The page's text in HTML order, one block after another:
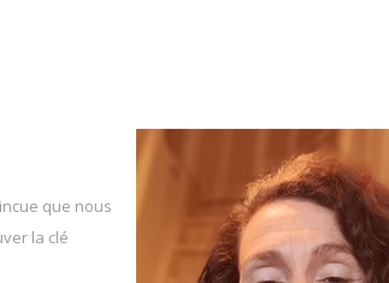
que nous
la clé